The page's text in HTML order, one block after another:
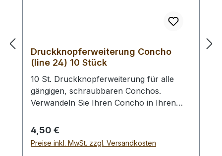
Druckknopferweiterung Concho
(line 24) 10 Stück
10 St. Druckknopferweiterung für alle
gängigen, schraubbaren Conchos.
Verwandeln Sie Ihren Concho in Ihren
Vernietens des Druckknopfoberteils wird
dieser in den Concho geschraubt. Des
Weiteren benötigen Sie ein Druckknopf -
Regulärer Preis:
4,50 €
Preise inkl. MwSt. zzgl. Versandkosten